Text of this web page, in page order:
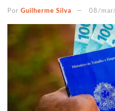
Por Guilherme Silva 08/